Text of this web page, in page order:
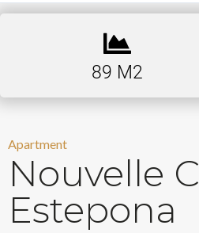
89 M2
Apartment
Nouvelle
Estepona